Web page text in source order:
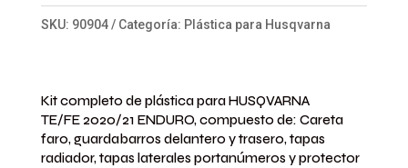
FLÚOR
cantidad
SKU: 90904 Categoría: Plástica para Husqvarna
Kit completo de plástica para HUSQVARNA
TE/FE 2020/21 ENDURO, compuesto de: Careta
faro, guardabarros delantero y trasero, tapas
radiador, tapas laterales portanúmeros y protector